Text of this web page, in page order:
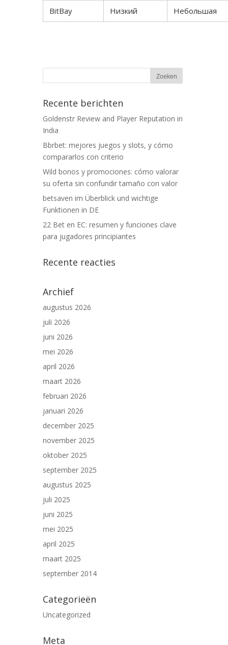
BitBay Низкий Небольшая
Recente berichten
Goldenstr Review and Player Reputation in
India
Bbrbet: mejores juegos y slots, y cómo
compararlos con criterio
Wild bonos y promociones: cómo valorar
su oferta sin confundir tamaño con valor
betsaven im Überblick und wichtige
Funktionen in DE
22 Bet en EC: resumen y funciones clave
para jugadores principiantes
Recente reacties
Archief
augustus 2026
juli 2026
juni 2026
mei 2026
april 2026
maart 2026
februari 2026
januari 2026
december 2025
november 2025
oktober 2025
september 2025
augustus 2025
juli 2025
juni 2025
mei 2025
april 2025
maart 2025
september 2014
Categorieën
Uncategorized
Meta